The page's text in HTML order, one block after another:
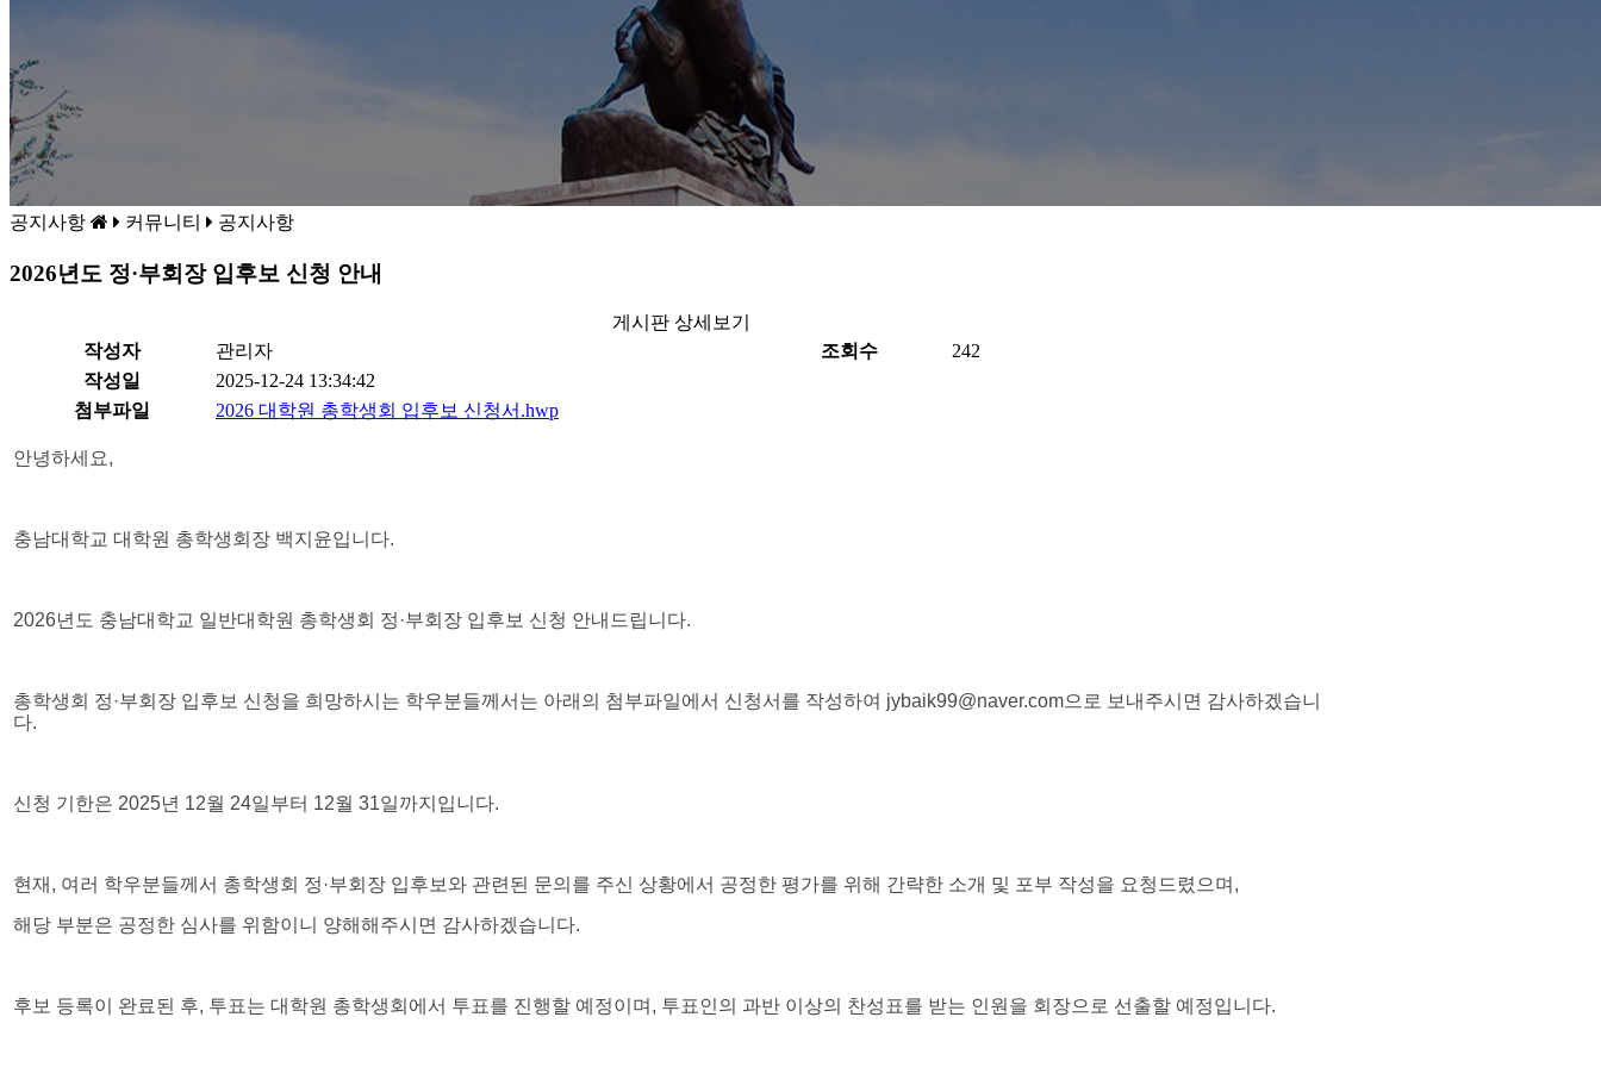
공지사항 커뮤니티 공지사항
2026년도 정·부회장 입후보 신청 안내
게시판 상세보기
작성자
관리자 조회수
242
작성일
2025-12-24 13:34:42
첨부파일
2026 대학원 총학생회 입후보 신청서.hwp
안녕하세요,
충남대학교 대학원 총학생회장 백지윤입니다.
2026년도 충남대학교 일반대학원 총학생회 정·부회장 입후보 신청 안내드립니다.
총학생회 정·부회장 입후보 신청을 희망하시는 학우분들께서는 아래의 첨부파일에서 신청서를 작성하여 jybaik99@naver.com으로 보내주시면 감사하겠습니
다.
신청 기한은 2025년 12월 24일부터 12월 31일까지입니다.
현재, 여러 학우분들께서 총학생회 정·부회장 입후보와 관련된 문의를 주신 상황에서 공정한 평가를 위해 간략한 소개 및 포부 작성을 요청드렸으며,
해당 부분은 공정한 심사를 위함이니 양해해주시면 감사하겠습니다.
후보 등록이 완료된 후, 투표는 대학원 총학생회에서 투표를 진행할 예정이며, 투표인의 과반 이상의 찬성표를 받는 인원을 회장으로 선출할 예정입니다.